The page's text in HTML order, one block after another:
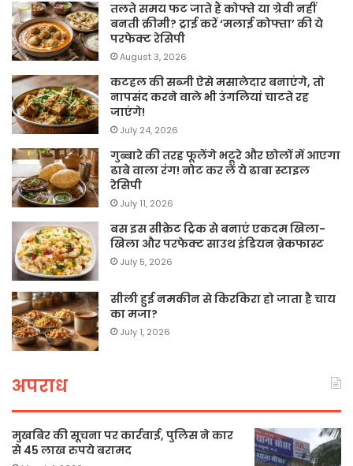
तलते समय फट जाते हैं कोफ्ते या ग्रेवी नहीं
बनती क्रीमी? ट्राई करें ‘मलाई कोफ्ता’ की ये
परफेक्ट रेसिपी
August 3, 2026
कटहल की सब्जी ऐसे मसालेदार बनाएंगे, तो
नापसंद करने वाले भी उंगलियां चाटते रह
जाएंगे!
July 24, 2026
गुब्बारे की तरह फूलेंगे भटूरे और छोलों में आएगा
ढाबे वाला रंग! नोट कर लें ये ढाबा स्टाइल
रेसिपी
July 11, 2026
बस इस सीक्रेट ट्रिक से बनाएं एकदम खिला-
खिला और परफेक्ट साउथ इंडियन ब्रेकफास्ट
July 5, 2026
सीली हुई नमकीन से किरकिरा हो जाता है चाय
का मजा?
July 1, 2026
अपराध
मुखबिर की सूचना पर कार्रवाई, पुलिस ने कार
से 45 लाख रुपये बरामद